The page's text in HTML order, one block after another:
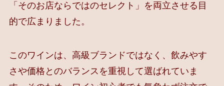
「そのお店ならではのセレクト」を両立させる目
的で広まりました。
このワインは、高級ブランドではなく、飲みやす
さや価格とのバランスを重視して選ばれていま